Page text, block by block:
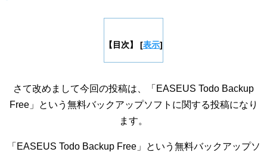
【目次】 [表示]
さて改めまして今回の投稿は、「EASEUS Todo Backup
Free」という無料バックアップソフトに関する投稿になり
ます。
「EASEUS Todo Backup Free」という無料バックアップソ